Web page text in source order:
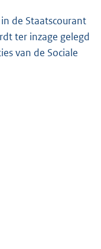
de Staatscourant
ter inzage gelegd
van de Sociale